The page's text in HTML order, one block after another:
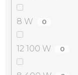
8 W 0
12 100 W 0